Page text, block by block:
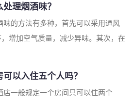
理烟酒味？
味的方法有多种，首先可以采用通风
增加空气质量，减少异味。其次，在
以入住五个人吗？
店一般规定一个房间只可以住两个